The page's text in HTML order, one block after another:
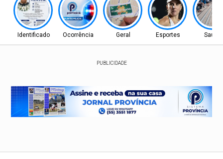
Identificado Ocorrência Geral Esportes Saúde
PUBLICIDADE